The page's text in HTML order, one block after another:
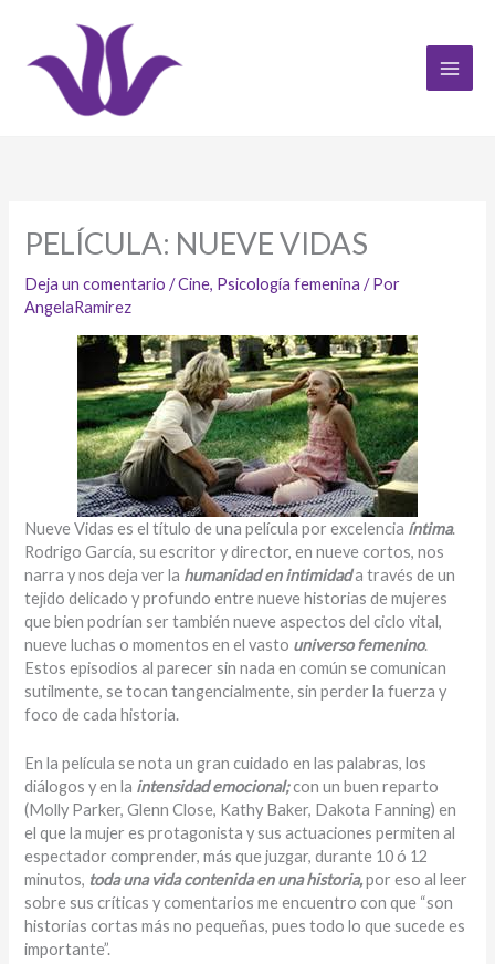
contenido
PELÍCULA: NUEVE VIDAS
Deja un comentario /Cine, Psicología femenina / Por
AngelaRamirez
Nueve Vidas es el título de una película por excelencia íntima.
Rodrigo García, su escritor y director, en nueve cortos, nos
narra y nos deja ver la humanidad en intimidada través de un
tejido delicado y profundo entre nueve historias de mujeres
que bien podrían ser también nueve aspectos del ciclo vital,
nueve luchas o momentos en el vasto universo femenino.
Estos episodios al parecer sin nada en común se comunican
sutilmente, se tocan tangencialmente, sin perder la fuerza y
foco de cada historia.
En la película se nota un gran cuidado en las palabras, los
diálogos y en la intensidad emocional;con un buen reparto
(Molly Parker, Glenn Close, Kathy Baker, Dakota Fanning) en
el que la mujer es protagonista y sus actuaciones permiten al
espectador comprender, más que juzgar, durante 10 ó 12
minutos, toda una vida contenida en una historia,por eso al leer
sobre sus críticas y comentarios me encuentro con que “son
historias cortas más no pequeñas, pues todo lo que sucede es
importante”.